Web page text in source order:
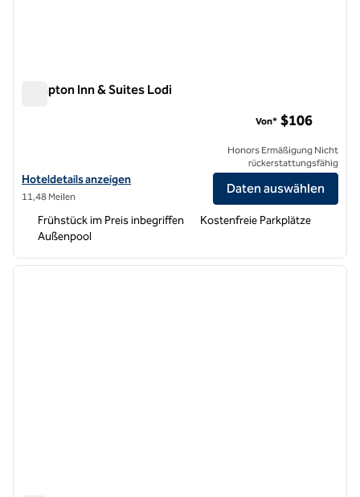
Hampton Inn & Suites Lodi
Hoteldetails für Hampton Inn & Suites Lodi anzeigen
Hoteldetails anzeigen
11,48 Meilen
Von* $106
Honors Ermäßigung Nicht
rückerstattungsfähig
Daten auswählen
Frühstück im Preis inbegriffen
Kostenfreie Parkplätze
Außenpool
1 von 12